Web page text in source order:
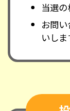
当選の
お問
いしま